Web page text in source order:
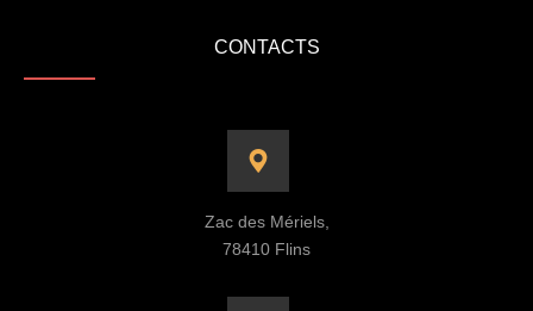
CONTACTS
Zac des Mériels,
78410 Flins